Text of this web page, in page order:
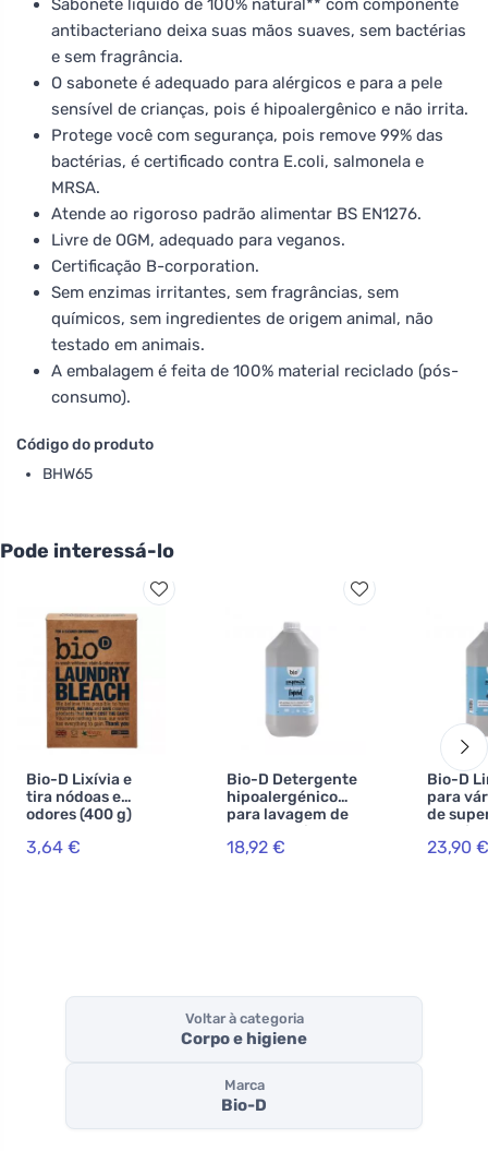
antibacteriano deixa suas mãos suaves, sem bactérias
e sem fragrância.
O sabonete é adequado para alérgicos e para a pele
sensível de crianças, pois é hipoalergênico e não irrita.
Protege você com segurança, pois remove 99% das
bactérias, é certificado contra E.coli, salmonela e
MRSA.
Atende ao rigoroso padrão alimentar BS EN1276.
Livre de OGM, adequado para veganos.
Certificação B-corporation.
Sem enzimas irritantes, sem fragrâncias, sem
químicos, sem ingredientes de origem animal, não
testado em animais.
A embalagem é feita de 100% material reciclado (pós-
consumo).
Código do produto
BHW65
Pode interessá-lo
Bio-D Lixívia e
tira nódoas e
odores (400 g)
3,64 €
Bio-D Detergente
hipoalergénico
para lavagem de
louça e artigos
para bebés - lata
18,92 €
Bio-D
para
de
laranja
23,90 €
Voltar à categoria
Corpo e higiene
Marca
Bio-D